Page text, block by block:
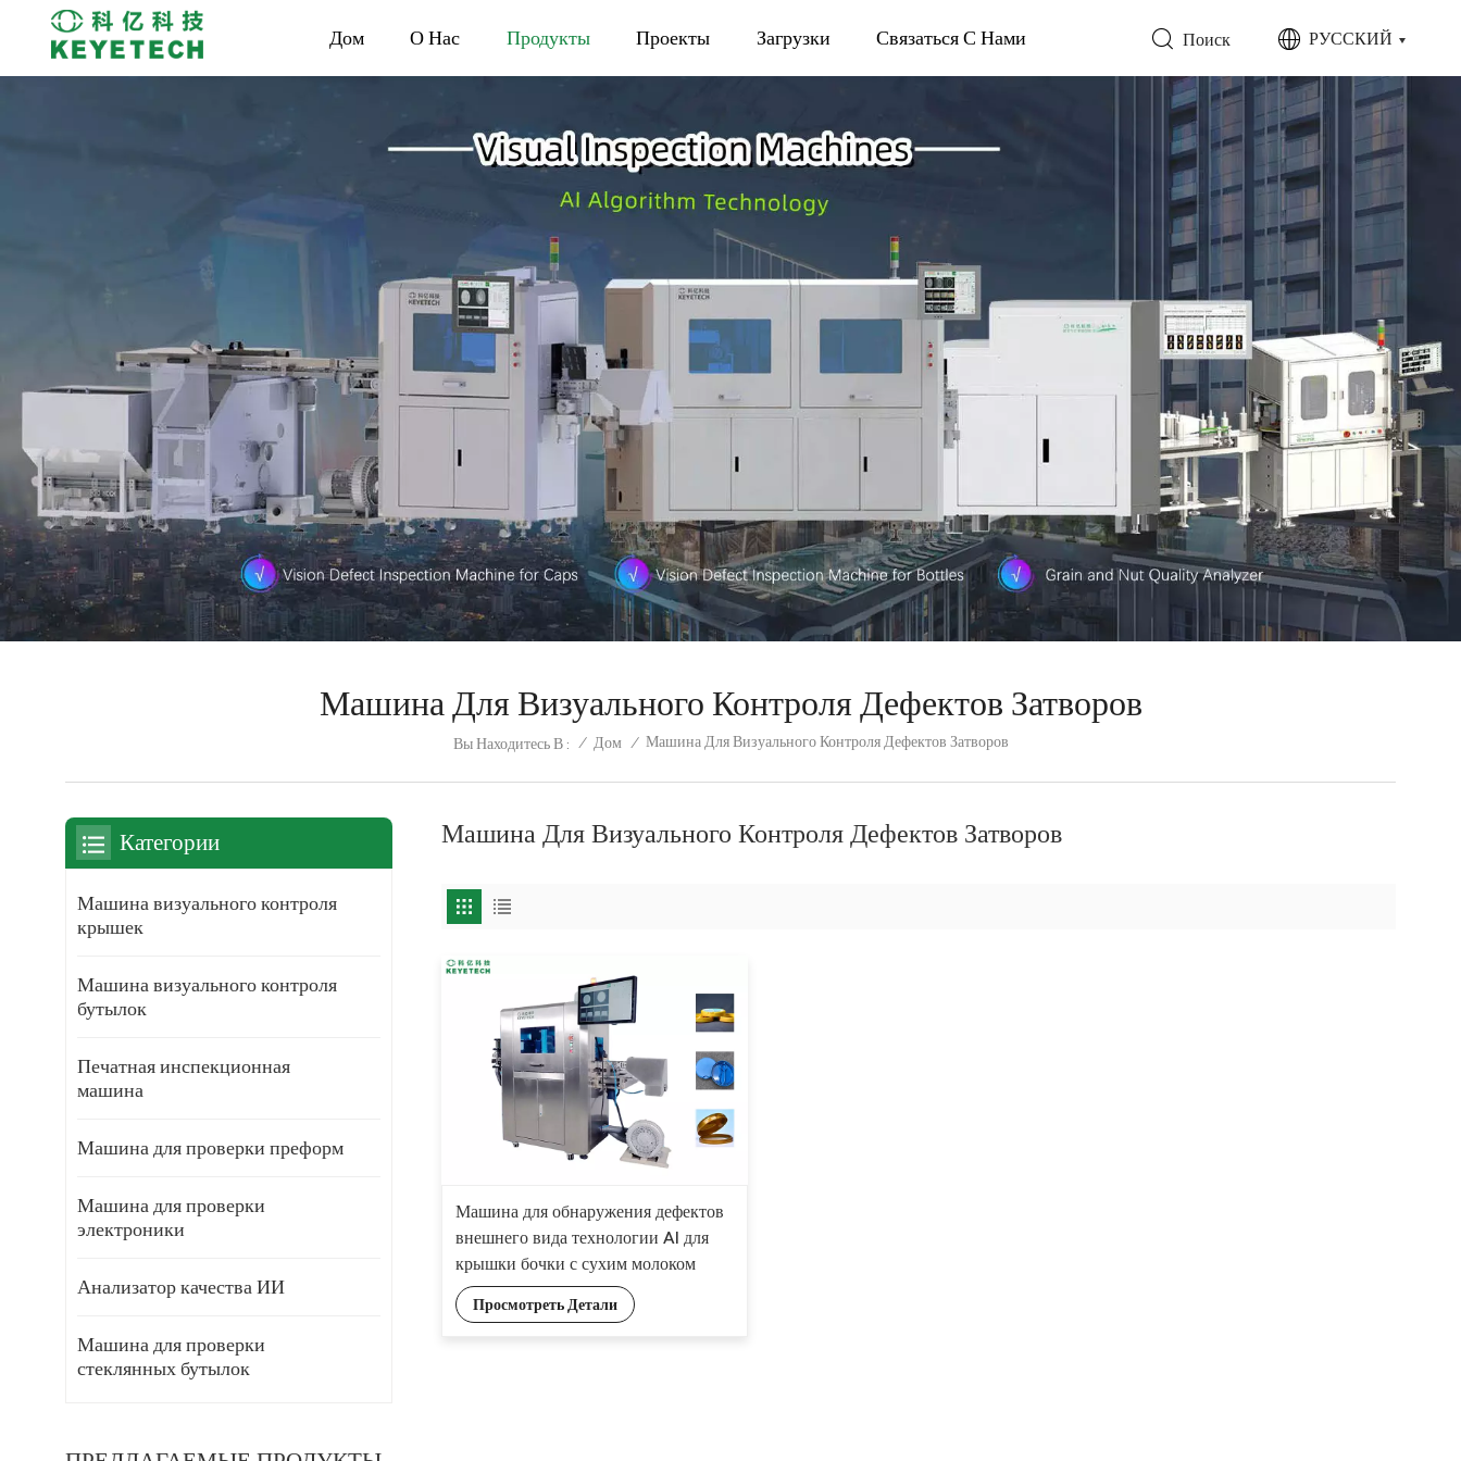
Дом О Нас Продукты Проекты Загрузки Связаться С Нами Поиск РУССКИЙ
Машина Для Визуального Контроля Дефектов Затворов
Вы Находитесь В : / Дом / Машина Для Визуального Контроля Дефектов Затворов
Машина Для Визуального Контроля Дефектов Затворов
Машина для обнаружения дефектов
внешнего вида технологии AI для
крышки бочки с сухим молоком
Просмотреть Детали
Категории
Машина визуального контроля
крышек
Машина визуального контроля
бутылок
Печатная инспекционная
машина
Машина для проверки преформ
Машина для проверки
электроники
Анализатор качества ИИ
Машина для проверки
стеклянных бутылок